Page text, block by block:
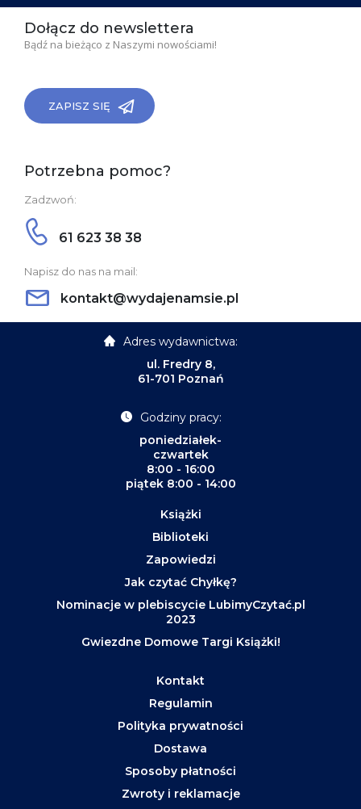
Dołącz do newslettera
Bądź na bieżąco z Naszymi nowościami!
ZAPISZ SIĘ
Potrzebna pomoc?
Zadzwoń:
61 623 38 38
Napisz do nas na mail:
kontakt@wydajenamsie.pl
Adres wydawnictwa:
ul. Fredry 8,
61-701 Poznań
Godziny pracy:
poniedziałek-
czwartek
8:00 - 16:00
piątek 8:00 - 14:00
Książki
Biblioteki
Zapowiedzi
Jak czytać Chyłkę?
Nominacje w plebiscycie LubimyCzytać.pl
2023
Gwiezdne Domowe Targi Książki!
Kontakt
Regulamin
Polityka prywatności
Dostawa
Sposoby płatności
Zwroty i reklamacje